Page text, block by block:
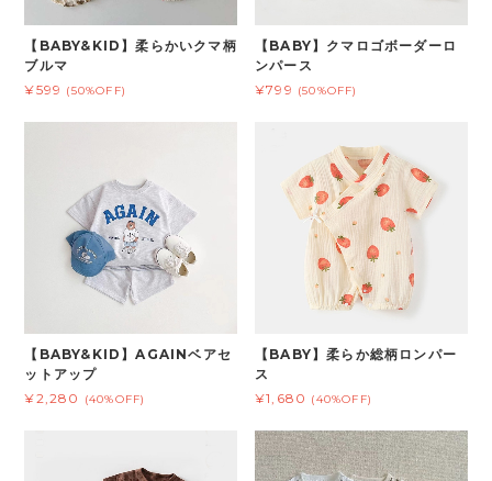
【BABY&KID】柔らかいクマ柄
ブルマ
¥599 (50%OFF)
【BABY】クマロゴボーダーロ
ンパース
¥799 (50%OFF)
【BABY&KID】AGAINベアセ
ットアップ
¥2,280
(40%OFF)
【BABY】柔らか総柄ロンパー
ス
¥1,680 (40%OFF)